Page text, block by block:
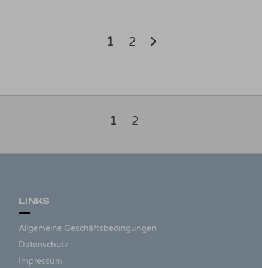
1 2
1 2
LINKS
Allgemeine Geschäftsbedingungen
Datenschutz
Impressum